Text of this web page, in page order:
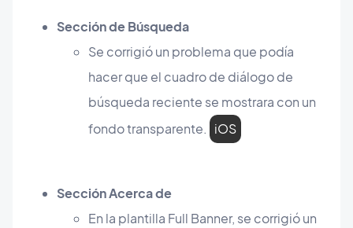
Sección de Búsqueda
Se corrigió un problema que podía
hacer que el cuadro de diálogo de
búsqueda reciente se mostrara con un
fondo transparente. iOS
Sección Acerca de
En la plantilla Full Banner, se corrigió un